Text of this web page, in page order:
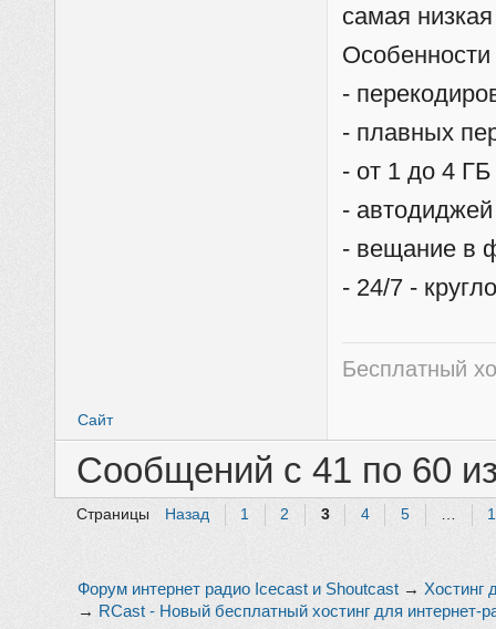
самая
-
- плавных
- от 1 до 4
-
- вещание в
- 24/7 -
Бесплатный
Сайт
Сообщений с 41 по 60
Страницы Назад 1 2 3 4 5 …
Форум интернет радио Icecast и Shoutcast → Хостинг
→ RCast - Новый бесплатный хостинг для интернет-